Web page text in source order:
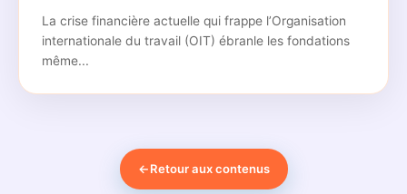
La crise financière actuelle qui frappe l’Organisation
internationale du travail (OIT) ébranle les fondations
même...
←Retour aux contenus